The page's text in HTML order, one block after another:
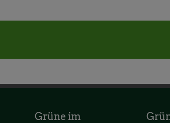
Grüne im